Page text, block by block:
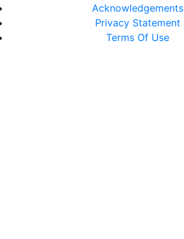
Acknowledgements
Privacy Statement
Terms Of Use